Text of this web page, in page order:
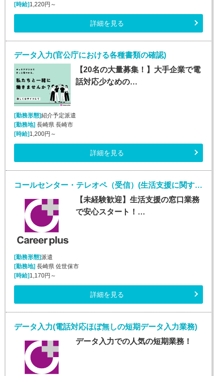
[時給]1,220円～
詳細を見る
データ入力(官公庁における各種書類の確認)
【20名の大量募集！】大手企業で電
話対応少なめの…
[勤務形態]紹介予定派遣
[勤務地] 長崎県 長崎市
[時給] 1,200円～
詳細を見る
コールセンター・テレオペ（受信）(生活支援に関する問合せ窓口/平日のみ)
【未経験歓迎】生活支援の窓口業務
で安心スタート！…
[勤務形態]派遣
[勤務地] 長崎県 佐世保市
[時給] 1,170円～
詳細を見る
データ入力(電話対応ほぼ無しの短期データ入力業務)
データ入力での人気の短期業務！